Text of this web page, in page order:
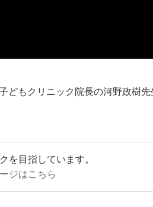
どもクリニック院長の河野政樹
を目指しています。
ジはこちら